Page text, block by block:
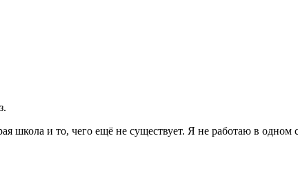
школа и то, чего ещё не существует. Я не работаю в одном